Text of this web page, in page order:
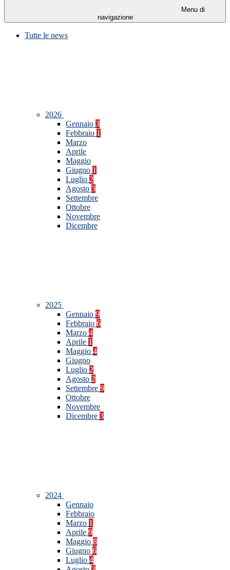
Menu di
navigazione
Tutte le news
2026
Gennaio 3
Febbraio 1
Marzo
Aprile
Maggio
Giugno 1
Luglio 2
Agosto 3
Settembre
Ottobre
Novembre
Dicembre
2025
Gennaio 9
Febbraio 6
Marzo 4
Aprile 1
Maggio 4
Giugno
Luglio 2
Agosto 2
Settembre 9
Ottobre
Novembre
Dicembre 3
2024
Gennaio
Febbraio
Marzo 1
Aprile 9
Maggio 8
Giugno 6
Luglio 4